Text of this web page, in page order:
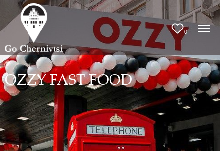
0
OZZY FAST FOOD